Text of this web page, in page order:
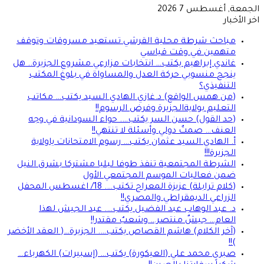
أغسطس 7 2026
الأخبار
مباحث شرطة محلية القرشي تستعيد مسروقات وتوقف
متهمين في وقت قياسي
غاندي إبراهيم يكتب… انتخابات مزارعي مشروع الجزيرة.. هل
ينجح منسوبي حركة العدل والمساواة في بلوغ المكتب
التنفيذي؟
(من همس الواقع) د.غازي الهادي السيد يكتب… مكاتب
التعليم بولايةالجزيرة وفرض الرسوم!!
(حد القول) حسن السر يكتب…. حواء السودانية في وجه
العنف… صمتٌ دولي وأسئلة لا تنتهي!!
أ. الهادي السيد عثمان يكتب… رسوم الامتحانات ياولاية
الجزيرة!!!
الشرطة المجتمعية تنفذ طوفا ليليا مشتركا بشرق النيل
ضمن فعاليات الموسم المجتمعي الأول
(كلام ترابلة) عزيزة المعراج تكتب…. 18/ اغسطس المحفل
الزراعي الديمقراطي والمصري!!
د. عبد الوهاب عبد الفضيل يكتب…. عيد الجيش لهذا
العام… جيشٌ منتصر… وشعبٌ مقتدر!!
(آخر الكلام) هاشم القصاص يكتب…. الجزيرة…( العقد الأخضر
صبرى محمد علي (العيكورة) يكتب… (إسبيرات) الكهرباء…